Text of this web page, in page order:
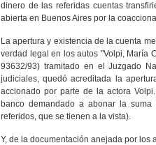
dinero de las referidas cuentas
abierta en Buenos Aires por la
La apertura y existencia de la cuenta
verdad legal en los autos "Volpi, María
93632/93) tramitado en el Juzgado
judiciales, quedó acreditada la
accionado por parte de la actora
banco demandado a abonar la
referidos, que se tienen a la vista).
Y, de la documentación anejada por los